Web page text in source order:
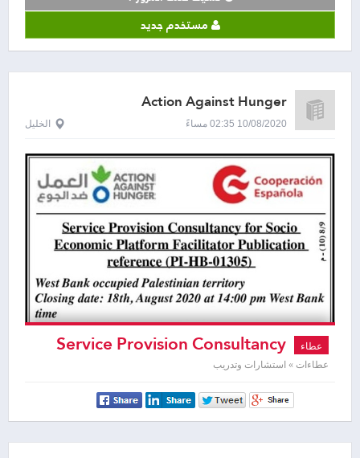
مستخدم جديد
Action Against Hunger
10/08/2020 02:35 مساءً الخليل
عطاء
عطاءات » استشارات وتدريب